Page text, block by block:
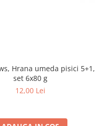
Hrana umeda pisici 5+1,
set 6x80 g
12,00 Lei